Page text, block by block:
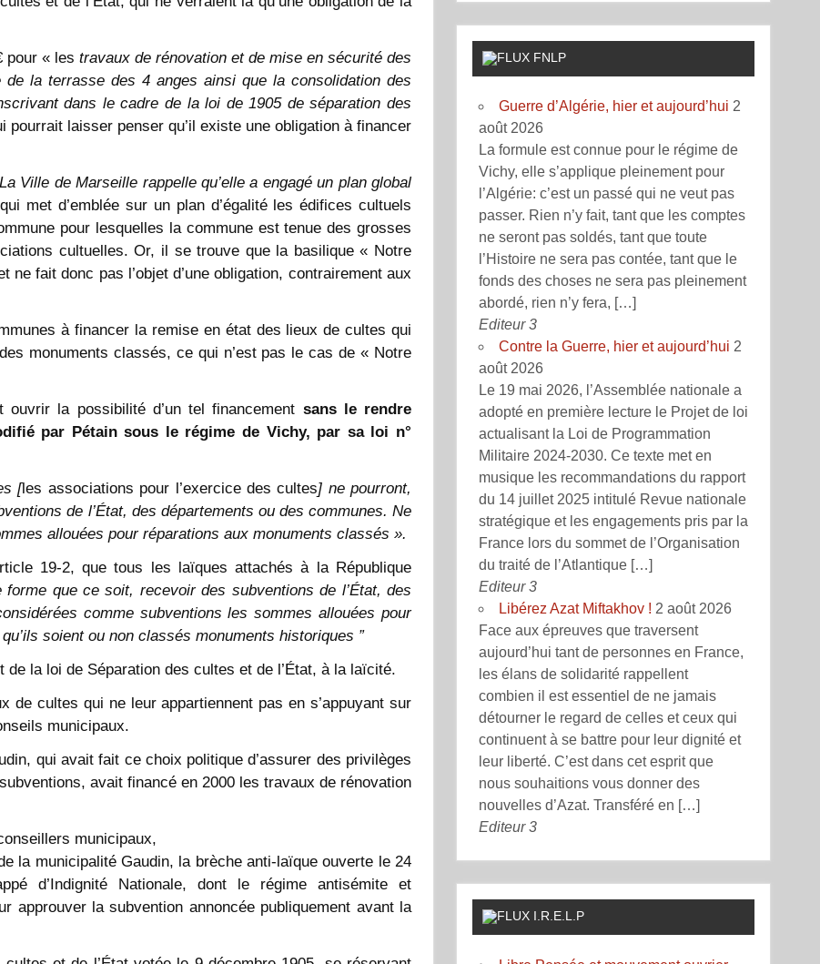
pour « les travaux de rénovation et de mise en sécurité des
la terrasse des 4 anges ainsi que la consolidation des
dans le cadre de la loi de 1905 de séparation des
laisser penser qu’il existe une obligation à financer
La Ville de Marseille rappelle qu’elle a engagé un plan global
met d’emblée sur un plan d’égalité les édifices cultuels
pour lesquelles la commune est tenue des grosses
cultuelles. Or, il se trouve que la basilique « Notre
fait donc pas l’objet d’une obligation, contrairement aux
à financer la remise en état des lieux de cultes qui
monuments classés, ce qui n’est pas le cas de « Notre
la possibilité d’un tel financement sans le rendre
par Pétain sous le régime de Vichy, par sa loi n°
[les associations pour l’exercice des cultes] ne pourront,
de l’État, des départements ou des communes. Ne
allouées pour réparations aux monuments classés ».
19-2, que tous les laïques attachés à la République
que ce soit, recevoir des subventions de l’État, des
comme subventions les sommes allouées pour
soient ou non classés monuments historiques ”
la loi de Séparation des cultes et de l’État, à la laïcité.
de cultes qui ne leur appartiennent pas en s’appuyant sur
municipaux.
qui avait fait ce choix politique d’assurer des privilèges
avait financé en 2000 les travaux de rénovation
municipaux,
la municipalité Gaudin, la brèche anti-laïque ouverte le 24
d’Indignité Nationale, dont le régime antisémite et
approuver la subvention annoncée publiquement avant la
FNLP
Guerre d’Algérie, hier et aujourd’hui 2
août 2026
La formule est connue pour le régime de
Vichy, elle s’applique pleinement pour
l’Algérie: c’est un passé qui ne veut pas
passer. Rien n’y fait, tant que les comptes
ne seront pas soldés, tant que toute
l’Histoire ne sera pas contée, tant que le
fonds des choses ne sera pas pleinement
abordé, rien n’y fera, […]
Editeur 3
Contre la Guerre, hier et aujourd’hui 2
août 2026
Le 19 mai 2026, l’Assemblée nationale a
adopté en première lecture le Projet de loi
actualisant la Loi de Programmation
Militaire 2024-2030. Ce texte met en
musique les recommandations du rapport
du 14 juillet 2025 intitulé Revue nationale
stratégique et les engagements pris par la
France lors du sommet de l’Organisation
du traité de l’Atlantique […]
Editeur 3
Libérez Azat Miftakhov ! 2 août 2026
Face aux épreuves que traversent
aujourd’hui tant de personnes en France,
les élans de solidarité rappellent
combien il est essentiel de ne jamais
détourner le regard de celles et ceux qui
continuent à se battre pour leur dignité et
leur liberté. C’est dans cet esprit que
nous souhaitions vous donner des
nouvelles d’Azat. Transféré en […]
Editeur 3
I.R.E.L.P